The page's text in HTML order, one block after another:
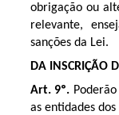
obrigação ou
relevante,
sanções da Lei.
DA INSCRIÇÃO
Art. 9º.
as entidades